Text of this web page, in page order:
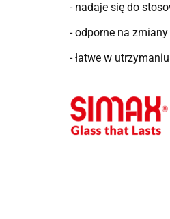
- nadaje się do
- odporne na
- łatwe w